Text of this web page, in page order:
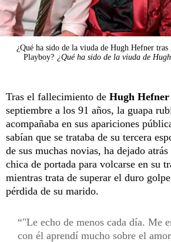
¿Qué ha sido de la viuda de Hugh Hefner
Playboy? ¿Qué ha sido de la viuda de
Tras el fallecimiento de Hugh Hefner
septiembre a los 91 años, la guapa
acompañaba en sus apariciones
sabían que se trataba de su tercera
de sus muchas novias, ha dejado
chica de portada para volcarse en su
mientras trata de superar el duro
pérdida de su marido.
"Le echo de menos cada día. Me
con él aprendí mucho sobre el